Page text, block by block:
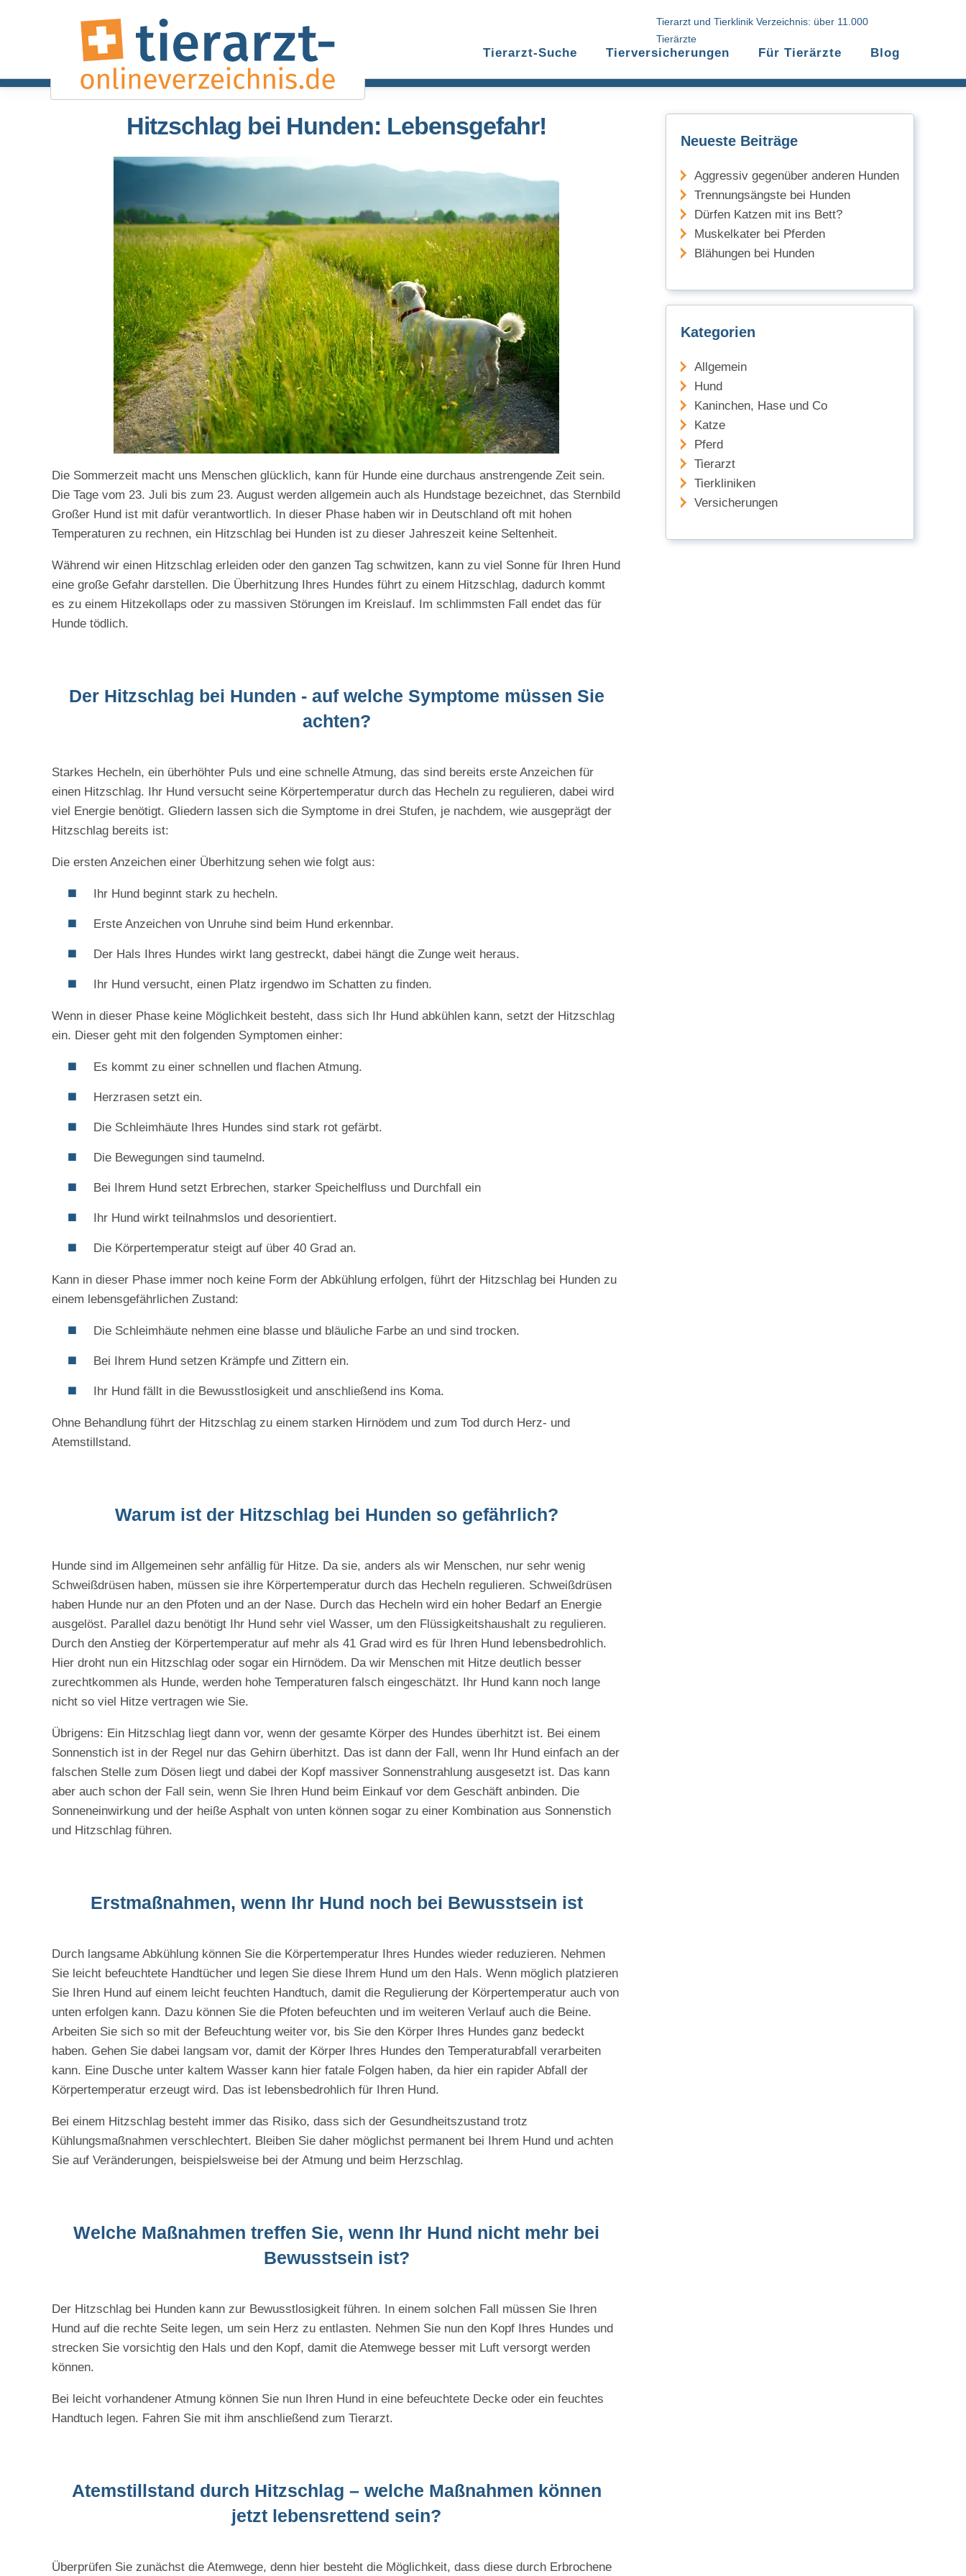
Tierarzt und Tierklinik Verzeichnis: über 11.000
Tierärzte
Tierarzt-Suche Tierversicherungen Für Tierärzte Blog
Hitzschlag bei Hunden: Lebensgefahr!
Die Sommerzeit macht uns Menschen glücklich, kann für Hunde eine durchaus anstrengende Zeit sein.
Die Tage vom 23. Juli bis zum 23. August werden allgemein auch als Hundstage bezeichnet, das Sternbild
Großer Hund ist mit dafür verantwortlich. In dieser Phase haben wir in Deutschland oft mit hohen
Temperaturen zu rechnen, ein Hitzschlag bei Hunden ist zu dieser Jahreszeit keine Seltenheit.
Während wir einen Hitzschlag erleiden oder den ganzen Tag schwitzen, kann zu viel Sonne für Ihren Hund
eine große Gefahr darstellen. Die Überhitzung Ihres Hundes führt zu einem Hitzschlag, dadurch kommt
es zu einem Hitzekollaps oder zu massiven Störungen im Kreislauf. Im schlimmsten Fall endet das für
Hunde tödlich.
Der Hitzschlag bei Hunden - auf welche Symptome müssen Sie
achten?
Starkes Hecheln, ein überhöhter Puls und eine schnelle Atmung, das sind bereits erste Anzeichen für
einen Hitzschlag. Ihr Hund versucht seine Körpertemperatur durch das Hecheln zu regulieren, dabei wird
viel Energie benötigt. Gliedern lassen sich die Symptome in drei Stufen, je nachdem, wie ausgeprägt der
Hitzschlag bereits ist:
Die ersten Anzeichen einer Überhitzung sehen wie folgt aus:
Ihr Hund beginnt stark zu hecheln.
Erste Anzeichen von Unruhe sind beim Hund erkennbar.
Der Hals Ihres Hundes wirkt lang gestreckt, dabei hängt die Zunge weit heraus.
Ihr Hund versucht, einen Platz irgendwo im Schatten zu finden.
Wenn in dieser Phase keine Möglichkeit besteht, dass sich Ihr Hund abkühlen kann, setzt der Hitzschlag
ein. Dieser geht mit den folgenden Symptomen einher:
Es kommt zu einer schnellen und flachen Atmung.
Herzrasen setzt ein.
Die Schleimhäute Ihres Hundes sind stark rot gefärbt.
Die Bewegungen sind taumelnd.
Bei Ihrem Hund setzt Erbrechen, starker Speichelfluss und Durchfall ein
Ihr Hund wirkt teilnahmslos und desorientiert.
Die Körpertemperatur steigt auf über 40 Grad an.
Kann in dieser Phase immer noch keine Form der Abkühlung erfolgen, führt der Hitzschlag bei Hunden zu
einem lebensgefährlichen Zustand:
Die Schleimhäute nehmen eine blasse und bläuliche Farbe an und sind trocken.
Bei Ihrem Hund setzen Krämpfe und Zittern ein.
Ihr Hund fällt in die Bewusstlosigkeit und anschließend ins Koma.
Ohne Behandlung führt der Hitzschlag zu einem starken Hirnödem und zum Tod durch Herz- und
Atemstillstand.
Warum ist der Hitzschlag bei Hunden so gefährlich?
Hunde sind im Allgemeinen sehr anfällig für Hitze. Da sie, anders als wir Menschen, nur sehr wenig
Schweißdrüsen haben, müssen sie ihre Körpertemperatur durch das Hecheln regulieren. Schweißdrüsen
haben Hunde nur an den Pfoten und an der Nase. Durch das Hecheln wird ein hoher Bedarf an Energie
ausgelöst. Parallel dazu benötigt Ihr Hund sehr viel Wasser, um den Flüssigkeitshaushalt zu regulieren.
Durch den Anstieg der Körpertemperatur auf mehr als 41 Grad wird es für Ihren Hund lebensbedrohlich.
Hier droht nun ein Hitzschlag oder sogar ein Hirnödem. Da wir Menschen mit Hitze deutlich besser
zurechtkommen als Hunde, werden hohe Temperaturen falsch eingeschätzt. Ihr Hund kann noch lange
nicht so viel Hitze vertragen wie Sie.
Übrigens: Ein Hitzschlag liegt dann vor, wenn der gesamte Körper des Hundes überhitzt ist. Bei einem
Sonnenstich ist in der Regel nur das Gehirn überhitzt. Das ist dann der Fall, wenn Ihr Hund einfach an der
falschen Stelle zum Dösen liegt und dabei der Kopf massiver Sonnenstrahlung ausgesetzt ist. Das kann
aber auch schon der Fall sein, wenn Sie Ihren Hund beim Einkauf vor dem Geschäft anbinden. Die
Sonneneinwirkung und der heiße Asphalt von unten können sogar zu einer Kombination aus Sonnenstich
und Hitzschlag führen.
Erstmaßnahmen, wenn Ihr Hund noch bei Bewusstsein ist
Durch langsame Abkühlung können Sie die Körpertemperatur Ihres Hundes wieder reduzieren. Nehmen
Sie leicht befeuchtete Handtücher und legen Sie diese Ihrem Hund um den Hals. Wenn möglich platzieren
Sie Ihren Hund auf einem leicht feuchten Handtuch, damit die Regulierung der Körpertemperatur auch von
unten erfolgen kann. Dazu können Sie die Pfoten befeuchten und im weiteren Verlauf auch die Beine.
Arbeiten Sie sich so mit der Befeuchtung weiter vor, bis Sie den Körper Ihres Hundes ganz bedeckt
haben. Gehen Sie dabei langsam vor, damit der Körper Ihres Hundes den Temperaturabfall verarbeiten
kann. Eine Dusche unter kaltem Wasser kann hier fatale Folgen haben, da hier ein rapider Abfall der
Körpertemperatur erzeugt wird. Das ist lebensbedrohlich für Ihren Hund.
Bei einem Hitzschlag besteht immer das Risiko, dass sich der Gesundheitszustand trotz
Kühlungsmaßnahmen verschlechtert. Bleiben Sie daher möglichst permanent bei Ihrem Hund und achten
Sie auf Veränderungen, beispielsweise bei der Atmung und beim Herzschlag.
Welche Maßnahmen treffen Sie, wenn Ihr Hund nicht mehr bei
Bewusstsein ist?
Der Hitzschlag bei Hunden kann zur Bewusstlosigkeit führen. In einem solchen Fall müssen Sie Ihren
Hund auf die rechte Seite legen, um sein Herz zu entlasten. Nehmen Sie nun den Kopf Ihres Hundes und
strecken Sie vorsichtig den Hals und den Kopf, damit die Atemwege besser mit Luft versorgt werden
können.
Bei leicht vorhandener Atmung können Sie nun Ihren Hund in eine befeuchtete Decke oder ein feuchtes
Handtuch legen. Fahren Sie mit ihm anschließend zum Tierarzt.
Atemstillstand durch Hitzschlag – welche Maßnahmen können
jetzt lebensrettend sein?
Überprüfen Sie zunächst die Atemwege, denn hier besteht die Möglichkeit, dass diese durch Erbrochene
Neueste Beiträge
Aggressiv gegenüber anderen Hunden
Trennungsängste bei Hunden
Dürfen Katzen mit ins Bett?
Muskelkater bei Pferden
Blähungen bei Hunden
Kategorien
Allgemein
Hund
Kaninchen, Hase und Co
Katze
Pferd
Tierarzt
Tierkliniken
Versicherungen